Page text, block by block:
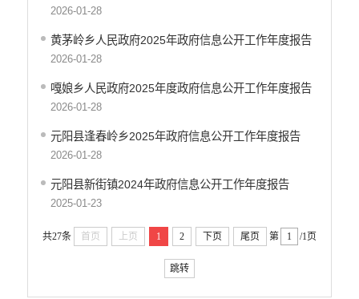
2026-01-28
黄茅岭乡人民政府2025年政府信息公开工作年度报告
2026-01-28
嘎娘乡人民政府2025年度政府信息公开工作年度报告
2026-01-28
元阳县逢春岭乡2025年政府信息公开工作年度报告
2026-01-28
元阳县新街镇2024年政府信息公开工作年度报告
2025-01-23
共27条 首页 上页 1 2 下页 尾页 第 /1页
跳转